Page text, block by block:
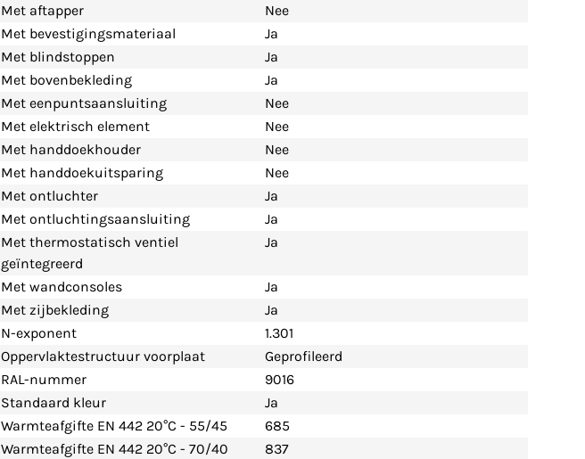
Met aftapper
Nee
Met bevestigingsmateriaal
Ja
Met blindstoppen
Ja
Met bovenbekleding
Ja
Met eenpuntsaansluiting
Nee
Met elektrisch element
Nee
Met handdoekhouder
Nee
Met handdoekuitsparing
Nee
Met ontluchter
Ja
Met ontluchtingsaansluiting
Ja
Met thermostatisch ventiel
geïntegreerd
Ja
Met wandconsoles
Ja
Met zijbekleding
Ja
N-exponent
1.301
Oppervlaktestructuur voorplaat
Geprofileerd
RAL-nummer
9016
Standaard kleur
Ja
Warmteafgifte EN 442 20°C - 55/45
685
Warmteafgifte EN 442 20°C - 70/40
837